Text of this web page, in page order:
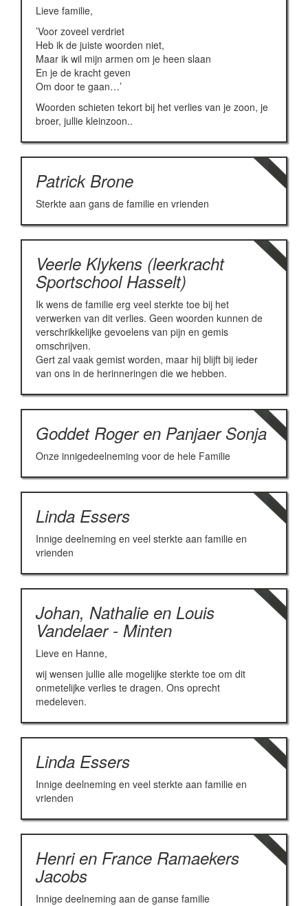
Lieve familie,
’Voor zoveel verdriet
Heb ik de juiste woorden niet,
Maar ik wil mijn armen om je heen slaan
En je de kracht geven
Om door te gaan…’
Woorden schieten tekort bij het verlies van je zoon, je
broer, jullie kleinzoon..
Patrick Brone
Sterkte aan gans de familie en vrienden
Veerle Klykens (leerkracht
Sportschool Hasselt)
Ik wens de familie erg veel sterkte toe bij het
verwerken van dit verlies. Geen woorden kunnen de
verschrikkelijke gevoelens van pijn en gemis
omschrijven.
Gert zal vaak gemist worden, maar hij blijft bij ieder
van ons in de herinneringen die we hebben.
Goddet Roger en Panjaer Sonja
Onze innigedeelneming voor de hele Familie
Linda Essers
Innige deelneming en veel sterkte aan familie en
vrienden
Johan, Nathalie en Louis
Vandelaer - Minten
Lieve en Hanne,
wij wensen jullie alle mogelijke sterkte toe om dit
onmetelijke verlies te dragen. Ons oprecht
medeleven.
Linda Essers
Innige deelneming en veel sterkte aan familie en
vrienden
Henri en France Ramaekers
Jacobs
Innige deelneming aan de ganse familie